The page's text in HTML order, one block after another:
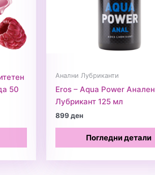
50
Анални Лубриканти
Eros – Aqua Power Анален
Лубрикант 125 мл
899ден
Погледни детали